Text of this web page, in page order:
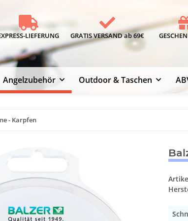
LIEFERUNG GRATIS VERSAND ab 69€
Angelzubehör Outdoor & Taschen
- Karpfen